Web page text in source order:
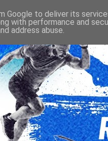
Google to deliver its
with performance and
address abuse.